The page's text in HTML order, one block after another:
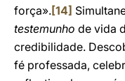
força».[14]
testemunho de vida
credibilidade.
fé professada,